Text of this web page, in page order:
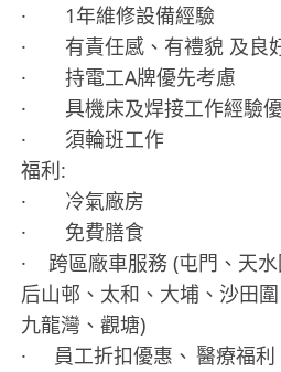
· 1年維修設備經驗
· 有責任感、有禮貌 及良
· 持電工A牌優先考慮
· 具機床及焊接工作經驗
· 須輪班工作
福利:
· 冷氣廠房
· 免費膳食
· 跨區廠車服務 (屯門、天
后山邨、太和、大埔、沙田
九龍灣、觀塘)
· 員工折扣優惠、 醫療福利